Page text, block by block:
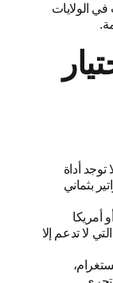
الولايات
توجد أداة
بثماني
أمريكا
لا تدعم إلا